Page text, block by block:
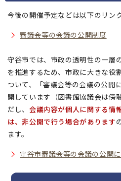
今後の開催予定などは以下のリン
審議会等の会議の公開制度
守谷市では、市政の透明性の一層
を推進するため、市政に大きな役
ついて、「審議会等の会議の公開
開しています（図書館協議会は傍
だし、 会議内容が個人に関する情
は、非公開で行う場合があります
ます。
守谷市審議会等の会議の公開